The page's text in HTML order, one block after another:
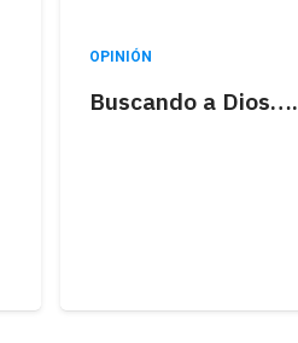
OPINIÓN
Buscando a Dios….